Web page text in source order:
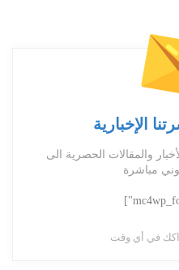
الإخبارية
والمقالات الحصرية الى
مباشرة
في أي وقت